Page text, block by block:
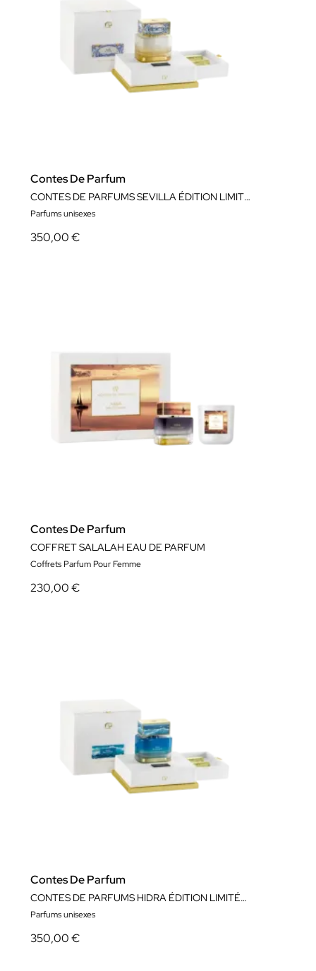
Contes De Parfum
CONTES DE PARFUMS SEVILLA ÉDITION LIMITÉE (30%)
Parfums unisexes
350,00 €
Contes De Parfum
COFFRET SALALAH EAU DE PARFUM
Coffrets Parfum Pour Femme
230,00 €
Contes De Parfum
CONTES DE PARFUMS HIDRA ÉDITION LIMITÉE (30%)
Parfums unisexes
350,00 €